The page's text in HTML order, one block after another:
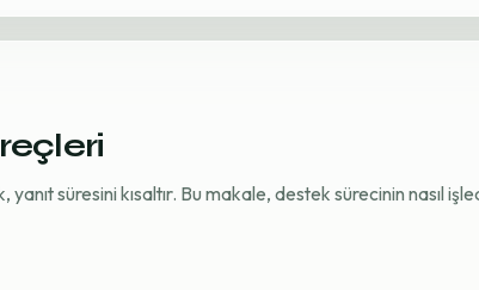
süresini kısaltır. Bu makale, destek sürecinin nasıl